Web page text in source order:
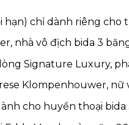
hạn) chỉ dành riêng
nhà vô địch bida 3
Signature Luxury,
Klompenhouwer, nữ
cho huyền thoại bida